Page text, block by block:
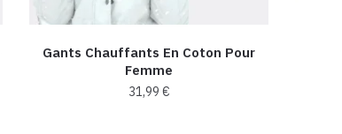
Gants Chauffants En Coton Pour
Femme
31,99 €